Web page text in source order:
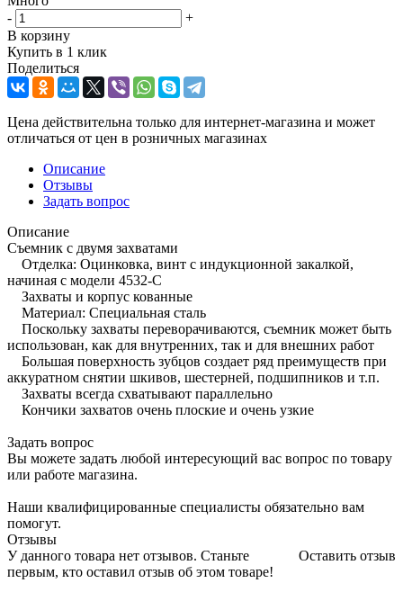
-
+
В корзину
Купить в 1 клик
Поделиться
Цена действительна только для интернет-магазина и может
отличаться от цен в розничных магазинах
Описание
Отзывы
Задать вопрос
Описание
Съемник с двумя захватами
Отделка: Оцинковка, винт с индукционной закалкой,
начиная с модели 4532-C
Захваты и корпус кованные
Maтериал: Специальная сталь
Поскольку захваты переворачиваются, съемник может быть
использован, как для внутренних, так и для внешних работ
Большая поверхность зубцов создает ряд преимуществ при
аккуратном снятии шкивов, шестерней, подшипников и т.п.
Захваты всегда схватывают параллельно
Кончики захватов очень плоские и очень узкие
Задать вопрос
Вы можете задать любой интересующий вас вопрос по товару
или работе магазина.
Наши квалифицированные специалисты обязательно вам
помогут.
Отзывы
Оставить отзыв
У данного товара нет отзывов. Станьте
первым, кто оставил отзыв об этом товаре!